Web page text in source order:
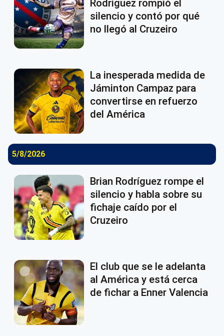
Rodríguez rompió el
silencio y contó por qué
no llegó al Cruzeiro
La inesperada medida de
Jáminton Campaz para
convertirse en refuerzo
del América
5/8/2026
Brian Rodríguez rompe el
silencio y habla sobre su
fichaje caído por el
Cruzeiro
El club que se le adelanta
al América y está cerca
de fichar a Enner Valencia